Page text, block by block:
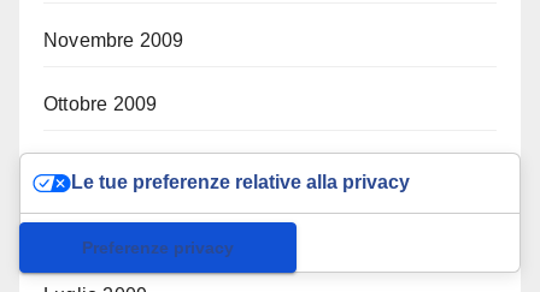
Novembre 2009
Ottobre 2009
Le tue preferenze relative alla privacy
Informativa sulla raccolta